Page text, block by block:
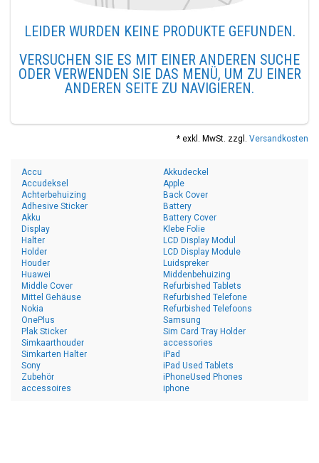
LEIDER WURDEN KEINE PRODUKTE GEFUNDEN.
VERSUCHEN SIE ES MIT EINER ANDEREN SUCHE
ODER VERWENDEN SIE DAS MENÜ, UM ZU EINER
ANDEREN SEITE ZU NAVIGIEREN.
* exkl. MwSt. zzgl. Versandkosten
Accu
Accudeksel
Achterbehuizing
Adhesive Sticker
Akku
Akkudeckel
Apple
Back Cover
Battery
Battery Cover
Display
Halter
Holder
Houder
Huawei
Klebe Folie
LCD Display Modul
LCD Display Module
Luidspreker
Middenbehuizing
Middle Cover
Mittel Gehäuse
Nokia
OnePlus
Plak Sticker
Refurbished Tablets
Refurbished Telefone
Refurbished Telefoons
Samsung
Sim Card Tray Holder
Simkaarthouder
Simkarten Halter
Sony
Zubehör
accessoires
accessories
iPad
iPad Used Tablets
iPhoneUsed Phones
iphone